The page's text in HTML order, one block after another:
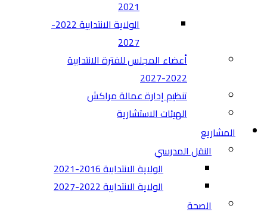
2021
الولاية الانتدابية 2022-
2027
أعضاء المجلس للفترة الانتدابية
2022-2027
تنظيم إدارة عمالة مراكش
الهيئات الاستشارية
المشاريع
النقل المدرسي
الولاية الانتدابية 2016-2021
الولاية الانتدابية 2022-2027
الصحة